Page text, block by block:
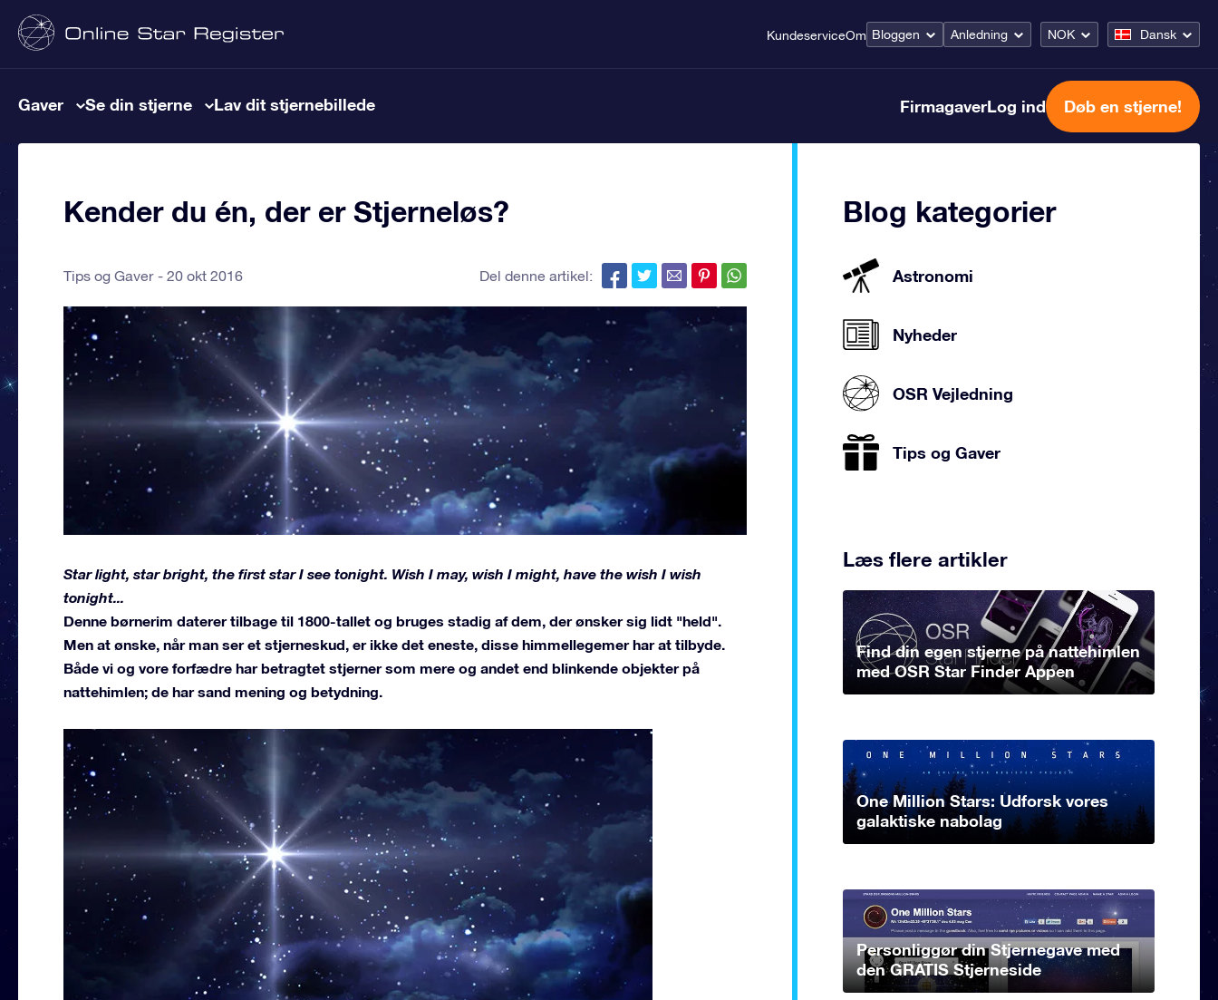
KundeserviceOm Bloggen Anledning NOK Dansk
Gaver Se din stjerne Lav dit stjernebillede FirmagaverLog ind Døb en stjerne!
Kender du én, der er Stjerneløs?
Tips og Gaver 20 okt 2016 Del denne artikel:
Star light, star bright, the first star I see tonight. Wish I may, wish I might, have the wish I wish
tonight...
Denne børnerim daterer tilbage til 1800-tallet og bruges stadig af dem, der ønsker sig lidt "held".
Men at ønske, når man ser et stjerneskud, er ikke det eneste, disse himmellegemer har at tilbyde.
Både vi og vore forfædre har betragtet stjerner som mere og andet end blinkende objekter på
nattehimlen; de har sand mening og betydning.
Blog kategorier
Astronomi
Nyheder
OSR Vejledning
Tips og Gaver
Læs flere artikler
Find din egen stjerne på nattehimlen
med OSR Star Finder Appen
One Million Stars: Udforsk vores
galaktiske nabolag
Personliggør din Stjernegave med
den GRATIS Stjerneside